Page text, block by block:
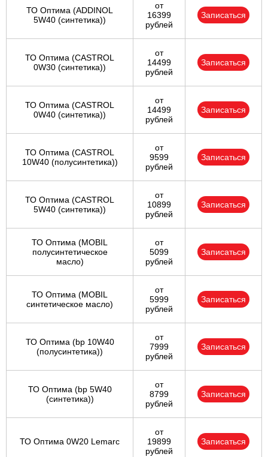
ТО Оптима (ADDINOL
5W40 (синтетика))
от
16399
рублей
Записаться
ТО Оптима (CASTROL
0W30 (синтетика))
от
14499
рублей
Записаться
ТО Оптима (CASTROL
0W40 (синтетика))
от
14499
рублей
Записаться
ТО Оптима (CASTROL
10W40 (полусинтетика))
от
9599
рублей
Записаться
ТО Оптима (CASTROL
5W40 (синтетика))
от
10899
рублей
Записаться
ТО Оптима (MOBIL
полусинтетическое
масло)
от
5099
рублей
Записаться
ТО Оптима (MOBIL
синтетическое масло)
от
5999
рублей
Записаться
ТО Оптима (bp 10W40
(полусинтетика))
от
7999
рублей
Записаться
ТО Оптима (bp 5W40
(синтетика))
от
8799
рублей
Записаться
ТО Оптима 0W20 Lemarc
от
19899
рублей
Записаться